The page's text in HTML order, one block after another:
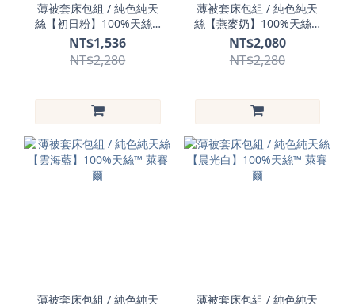
薄被套床包組 / 純色純天
絲【初日粉】100%天絲™
萊賽爾
NT$1,536
NT$2,280
薄被套床包組 / 純色純天
絲【燕麥奶】100%天絲™
萊賽爾
NT$2,080
NT$2,280
薄被套床包組 / 純色純天 薄被套床包組 / 純色純天